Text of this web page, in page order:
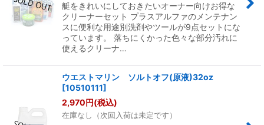
艇をきれいにしておきたいオーナー向けお得な
クリーナーセット プラスアルファのメンテナン
スに便利な用途別洗剤やツールが9点セットにな
っています。 落ちにくかった色々な部分汚れに
使えるクリーナ…
ウエストマリン ソルトオフ(原液)32oz
[10510111]
2,970円(税込)
在庫なし（次回入荷は未定です）